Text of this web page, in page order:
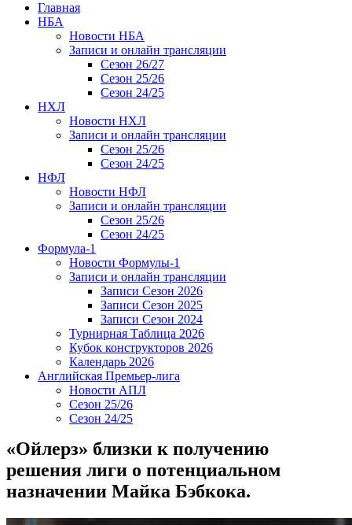
Главная
НБА
Новости НБА
Записи и онлайн трансляции
Сезон 26/27
Сезон 25/26
Сезон 24/25
НХЛ
Новости НХЛ
Записи и онлайн трансляции
Сезон 25/26
Сезон 24/25
НФЛ
Новости НФЛ
Записи и онлайн трансляции
Сезон 25/26
Сезон 24/25
Формула-1
Новости Формулы-1
Записи и онлайн трансляции
Записи Сезон 2026
Записи Сезон 2025
Записи Сезон 2024
Турнирная Таблица 2026
Кубок конструкторов 2026
Календарь 2026
Английская Премьер-лига
Новости АПЛ
Сезон 25/26
Сезон 24/25
«Ойлерз» близки к получению
решения лиги о потенциальном
назначении Майка Бэбкока.